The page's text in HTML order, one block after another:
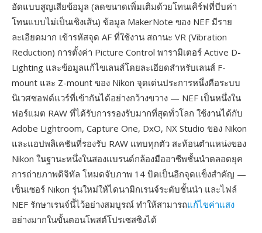
อัดแบบสูญเสียข้อมูล (ลดขนาดเพิ่มเติมด้วยโทนเคิร์ฟที่บีบค่า
โทนแบบไม่เป็นเชิงเส้น) ข้อมูล MakerNote ของ NEF มีราย
ละเอียดมาก เข้ารหัสจุด AF ที่ใช้งาน สถานะ VR (Vibration
Reduction) การตั้งค่า Picture Control พารามิเตอร์ Active D-
Lighting และข้อมูลแก้ไขเลนส์โดยละเอียดสำหรับเลนส์ F-
mount และ Z-mount ของ Nikon จุดเด่นประการหนึ่งคือระบบ
นิเวศซอฟต์แวร์ที่เข้ากันได้อย่างกว้างขวาง — NEF เป็นหนึ่งใน
ฟอร์แมต RAW ที่ได้รับการรองรับมากที่สุดทั่วโลก ใช้งานได้กับ
Adobe Lightroom, Capture One, DxO, NX Studio ของ Nikon
และแอปพลิเคชันที่รองรับ RAW แทบทุกตัว สะท้อนตำแหน่งของ
Nikon ในฐานะหนึ่งในสองแบรนด์กล้องมืออาชีพชั้นนำตลอดยุค
การถ่ายภาพดิจิทัล โหมดจับภาพ 14 บิตเป็นอีกจุดแข็งสำคัญ —
เซ็นเซอร์ Nikon รุ่นใหม่ให้ไดนามิกเรนจ์ระดับชั้นนำ และไฟล์
NEF รักษาเรนจ์นี้ไว้อย่างสมบูรณ์ ทำให้สามารถแก้ไขค่าแสง
อย่างมากในขั้นตอนโพสต์โปรเซสซิงได้